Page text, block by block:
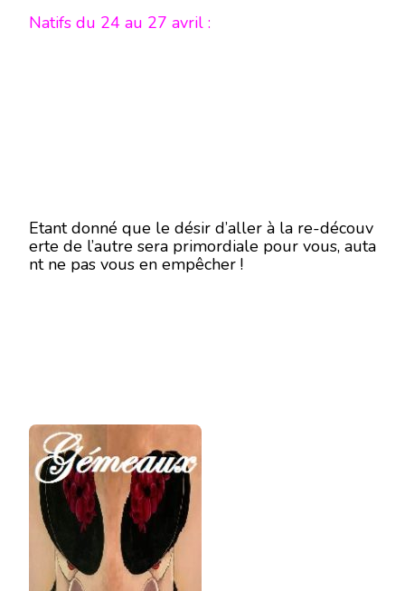
Natifs du 24 au 27 avril :
Etant donné que le désir d’aller à la re-découv
erte de l’autre sera primordiale pour vous, auta
nt ne pas vous en empêcher !